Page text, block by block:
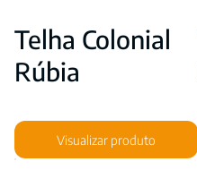
Telha Colonial
Rúbia
Visualizar produto